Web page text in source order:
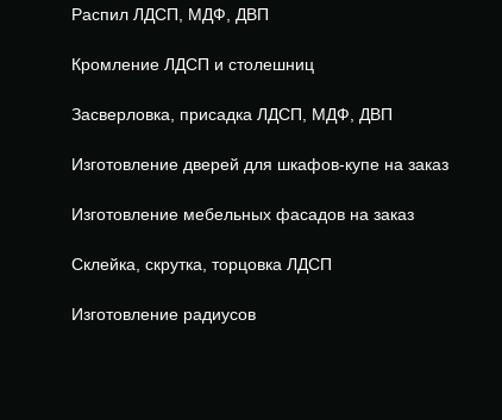
Распил ЛДСП, МДФ, ДВП
Кромление ЛДСП и столешниц
Засверловка, присадка ЛДСП, МДФ, ДВП
Изготовление дверей для шкафов-купе на заказ
Изготовление мебельных фасадов на заказ
Склейка, скрутка, торцовка ЛДСП
Изготовление радиусов